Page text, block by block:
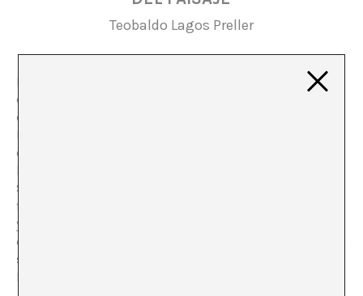
Teobaldo Lagos Preller
El paisaje es un proceso. Y en continuo cambio. Y con
continuas proyecciones. Rodolfo Andaur es un joven
curador, formado en periodismo, traducción, con un
M.A. en historia del arte en la Universidad Adolfo Ibáñez
de Chile. En el marco de un programa de residencias de
la Neue Berliner Kunstverein NBK y el Goethe-Institut
Santiago, Andaur visita Berlín por unas semanas con un
fin que es proceso: se titula “La embestida del paisaje”
y consiste en una exploración en torno a esta dimensión
del espacio vivido a través del vídeo. Los resultados han
sido exposiciones en Colombia, Argentina, Paraguay,
Perú y Brasil.